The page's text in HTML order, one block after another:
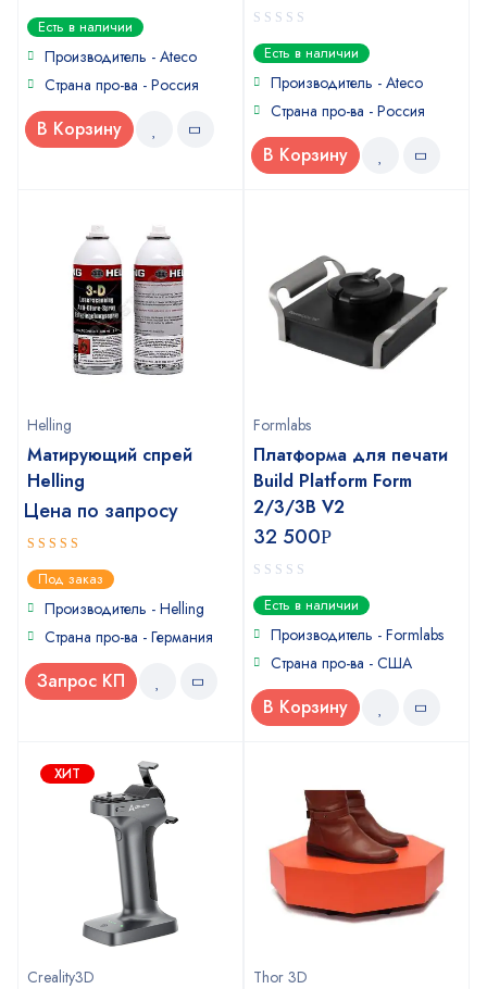
0
out
of
Есть в наличии
Производитель - Ateco
Страна про-ва - Россия
В Корзину
0
out
of
Есть в наличии
Производитель - Ateco
Страна про-ва - Россия
В Корзину
Helling
Матирующий спрей
Helling
Цена по запросу
4out of
5Под заказ
Производитель - Helling
Страна про-ва - Германия
Запрос КП
Formlabs
Платформа для печати
Build Platform Form
2/3/3B V2
32 500Р
0
out
of
Есть в наличии
Производитель - Formlabs
Страна про-ва - США
В Корзину
ХИТ
Creality3D Thor 3D